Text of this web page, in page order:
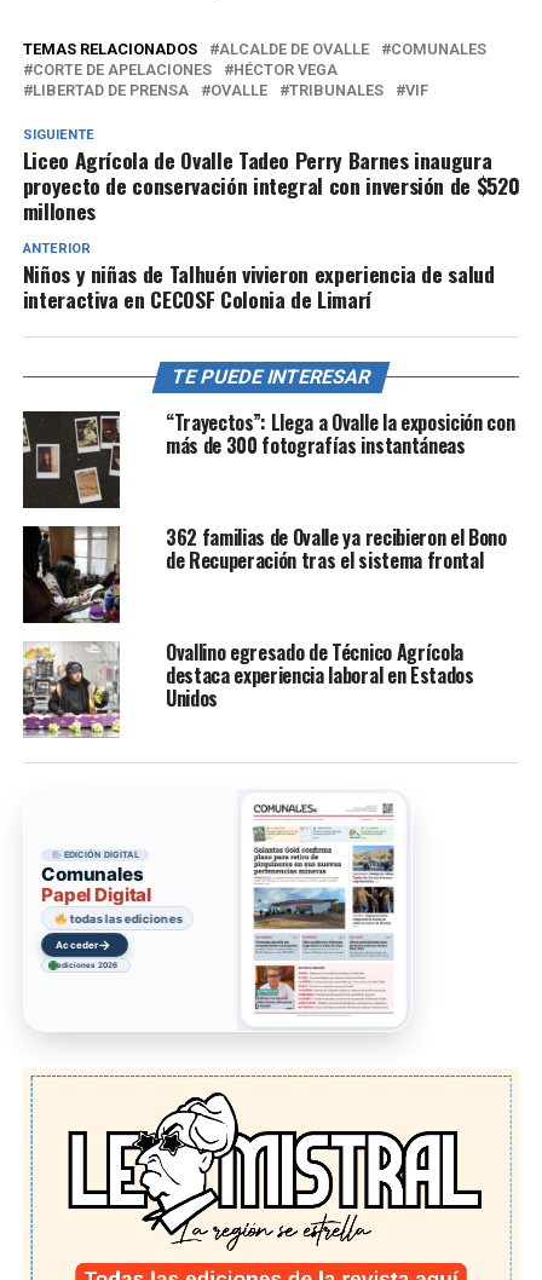
TEMAS RELACIONADOS ALCALDE DE OVALLE
COMUNALES
CORTE DE APELACIONES
HÉCTOR VEGA
LIBERTAD DE PRENSA
OVALLE TRIBUNALES VIF
SIGUIENTE
Liceo Agrícola de Ovalle Tadeo Perry Barnes inaugura
proyecto de conservación integral con inversión de $520
millones
ANTERIOR
Niños y niñas de Talhuén vivieron experiencia de salud
interactiva en CECOSF Colonia de Limarí
TE PUEDE INTERESAR
“Trayectos”: Llega a Ovalle la exposición con
más de 300 fotografías instantáneas
362 familias de Ovalle ya recibieron el Bono
de Recuperación tras el sistema frontal
Ovallino egresado de Técnico Agrícola
destaca experiencia laboral en Estados
Unidos
EDICIÓN DIGITAL
Comunales
Papel Digital
todas las ediciones
Acceder→
ediciones 2026